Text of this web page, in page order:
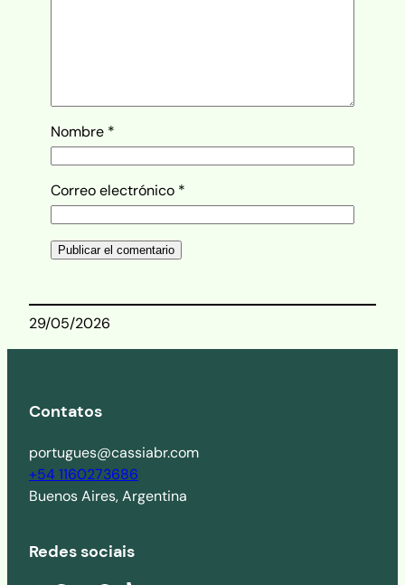
Nombre *
Correo electrónico *
29/05/2026
Contatos
portugues@cassiabr.com
+54 1160273686
Buenos Aires, Argentina
Redes sociais